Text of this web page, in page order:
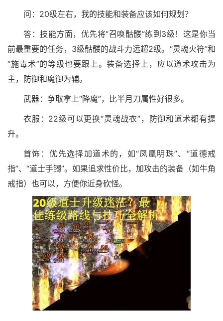
问：20级左右，我的技能和装备应该如何规划？
答：技能方面，优先将“召唤骷髅”练到3级！这是你当
前最重要的任务，3级骷髅的战斗力远超2级。“灵魂火符”和
“施毒术”的等级也要跟上。装备选择上，应以道术攻击为
主，防御和魔御为辅。
武器：争取拿上“降魔”，比半月刀属性好很多。
衣服：22级可以更换“灵魂战衣”，防御和道术都有提
升。
首饰：优先选择加道术的，如“凤凰明珠”、“道德戒
指”、“道士手镯”。如果追求性价比，加攻击的装备（如牛角
戒指）也可以，方便你近身砍怪。